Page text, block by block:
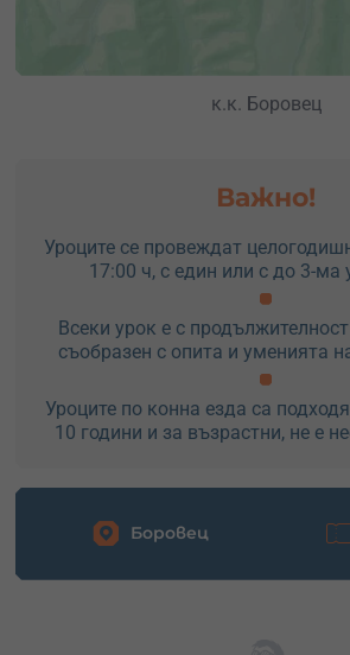
к.к. Боровец
Важно!
Уроците се провеждат
17:00 ч, с един или с до 3-ма
Всеки урок е с
съобразен с опита и уменията
Уроците по конна езда са
10 години и за възрастни, не е
Боровец